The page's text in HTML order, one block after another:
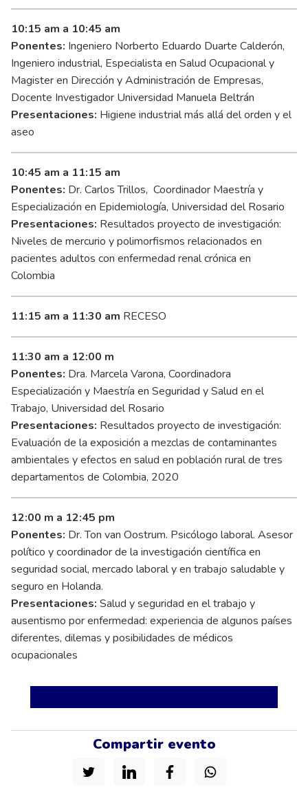
Compartir evento
10:15 am a 10:45 am​
Ponentes: Ingeniero Norberto Eduardo Duarte Calderón,
Ingeniero industrial, Especialista en Salud Ocupacional y
Magister en Dirección y Administración de Empresas,
Docente Investigador Universidad Manuela Beltrán
Presentaciones: Higiene industrial más allá del orden y el
aseo
10:45 am a 11:15 am
Ponentes: Dr. Carlos Trillos, Coordinador Maestría y
Especialización en Epidemiología, Universidad del Rosario
Presentaciones: Resultados proyecto de investigación:
Niveles de mercurio y polimorfismos relacionados en
pacientes adultos con enfermedad renal crónica en
Colombia
11:15 am a 11:30 am RECESO
11:30 am a 12:00 m
Ponentes: Dra. Marcela Varona, Coordinadora
Especialización y Maestría en Seguridad y Salud en el
Trabajo, Universidad del Rosario
Presentaciones: Resultados proyecto de investigación:
Evaluación de la exposición a mezclas de contaminantes
ambientales y efectos en salud en población rural de tres
departamentos de Colombia, 2020
12:00 m a 12:45 pm
Ponentes: Dr. Ton van Oostrum. Psicólogo laboral. Asesor
político y coordinador de la investigación científica en
seguridad social, mercado laboral y en trabajo saludable y
seguro en Holanda.
Presentaciones: Salud y seguridad en el trabajo y
ausentismo por enfermedad: experiencia de algunos países
diferentes, dilemas y posibilidades de médicos
ocupacionales